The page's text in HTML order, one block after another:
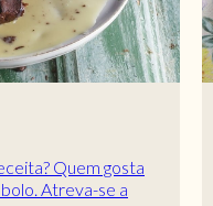
Quem gosta
Atreva-se a